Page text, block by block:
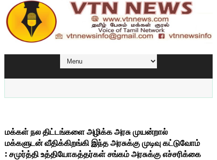
மக்கள் நல திட்டங்களை அழிக்க அரசு முயன்றால்
மக்களுடன் வீதிக்கிறங்கி இந்த அரசுக்கு முடிவு கட்டுவோம்
: சமுர்த்தி உத்தியோகத்தர்கள் சங்கம் அரசுக்கு எச்சரிக்கை